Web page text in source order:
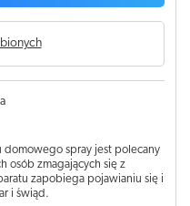
spray jest polecany
osób zmagających się z
zapobiega pojawianiu się i
i świąd.